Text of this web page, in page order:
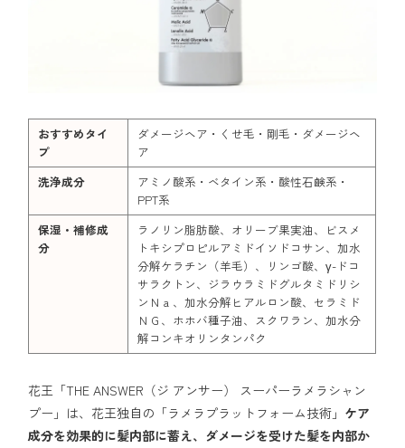
おすすめタイ
プ
ダメージヘア・くせ毛・剛毛・ダメージヘ
ア
洗浄成分
アミノ酸系・ベタイン系・酸性石鹸系・
PPT系
保湿・補修成
分
ラノリン脂肪酸、オリーブ果実油、ビスメ
トキシプロピルアミドイソドコサン、加水
分解ケラチン（羊毛）、リンゴ酸、γ-ドコ
サラクトン、ジラウラミドグルタミドリシ
ンＮａ、加水分解ヒアルロン酸、セラミド
ＮＧ、ホホバ種子油、スクワラン、加水分
解コンキオリンタンパク
花王「THE ANSWER（ジ アンサー） スーパーラメラシャン
プー」は、花王独自の「ラメラプラットフォーム技術」 ケア
成分を効果的に髪内部に蓄え、ダメージを受けた髪を内部か